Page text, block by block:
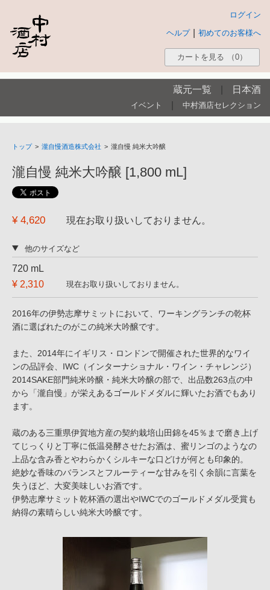
ログイン
初めてのお客様へ
ヘルプ
カートを見る （0）
蔵元一覧 日本酒
イベント 中村酒店セレクション
トップ > 瀧自慢酒造株式会社 > 瀧自慢 純米大吟醸
瀧自慢 純米大吟醸 [1,800 mL]
¥ 4,620 現在お取り扱いしておりません。
他のサイズなど
720 mL
¥ 2,310
現在お取り扱いしておりません。
2016年の伊勢志摩サミットにおいて、ワーキングランチの乾杯
酒に選ばれたのがこの純米大吟醸です。
また、2014年にイギリス・ロンドンで開催された世界的なワイ
ンの品評会、IWC（インターナショナル・ワイン・チャレンジ）
2014SAKE部門純米吟醸・純米大吟醸の部で、出品数263点の中
から「瀧自慢」が栄えあるゴールドメダルに輝いたお酒でもあり
ます。
蔵のある三重県伊賀地方産の契約栽培山田錦を45％まで磨き上げ
てじっくりと丁寧に低温発酵させたお酒は、蜜リンゴのようなの
上品な含み香とやわらかくシルキーな口どけが何とも印象的。
絶妙な香味のバランスとフルーティーな甘みを引く余韻に言葉を
失うほど、大変美味しいお酒です。
伊勢志摩サミット乾杯酒の選出やIWCでのゴールドメダル受賞も
納得の素晴らしい純米大吟醸です。